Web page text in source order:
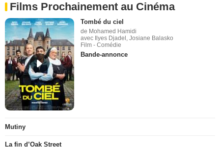
Films Prochainement au Cinéma
Tombé du ciel
de Mohamed Hamidi
avec Ilyes Djadel, Josiane Balasko
Film - Comédie
Bande-annonce
Mutiny
La fin d’Oak Street